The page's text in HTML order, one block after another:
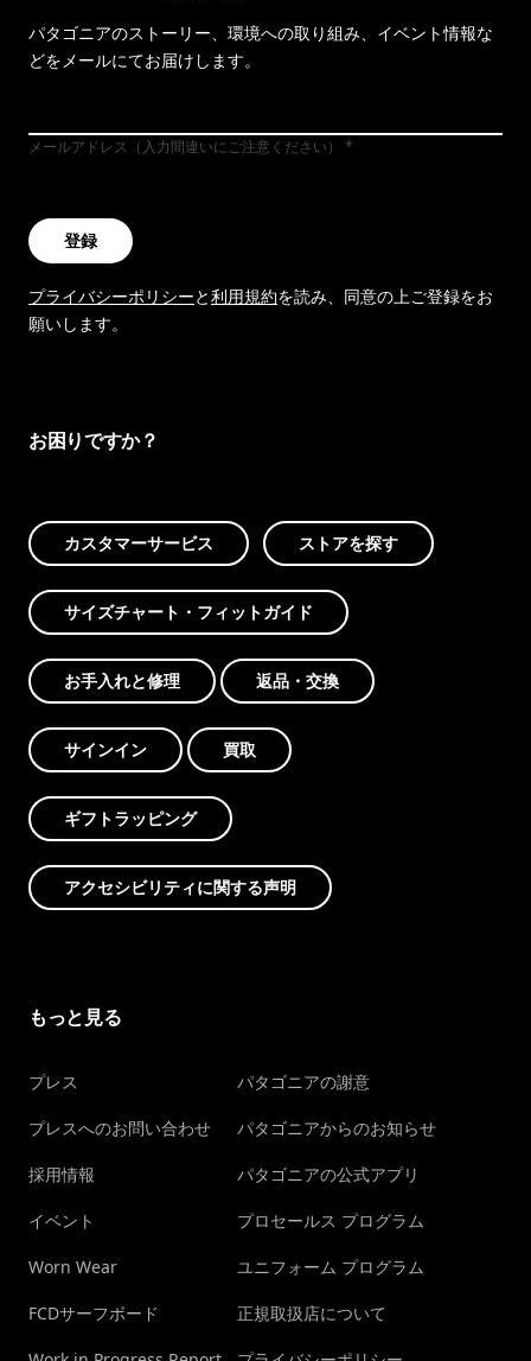
パタゴニアのストーリー、環境への取り組み、イベント情報な
どをメールにてお届けします。
メールアドレス（入力間違いにご注意ください）
登録
プライバシーポリシーと利用規約を読み、同意の上ご登録をお
願いします。
お困りですか？
カスタマーサービス ストアを探す
サイズチャート・フィットガイド
お手入れと修理 返品・交換
サインイン 買取
ギフトラッピング
アクセシビリティに関する声明
もっと見る
プレス
プレスへのお問い合わせ
採用情報
イベント
Worn Wear
FCDサーフボード
パタゴニアの謝意
パタゴニアからのお知らせ
パタゴニアの公式アプリ
プロセールス プログラム
ユニフォーム プログラム
正規取扱店について